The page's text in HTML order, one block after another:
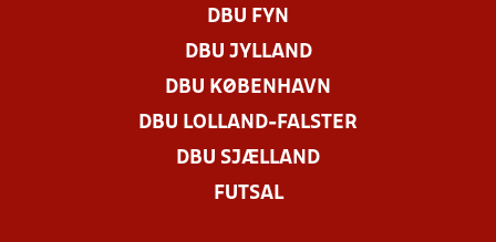
DBU FYN
DBU JYLLAND
DBU KØBENHAVN
DBU LOLLAND-FALSTER
DBU SJÆLLAND
FUTSAL